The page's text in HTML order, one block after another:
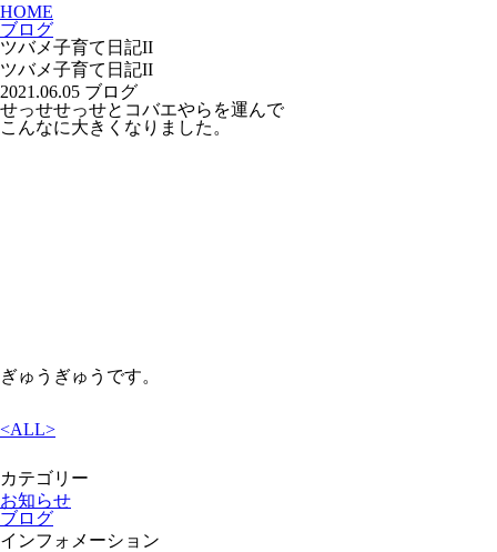
HOME
ブログ
ツバメ子育て日記II
ツバメ子育て日記II
2021.06.05 ブログ
せっせせっせとコバエやらを運んで
こんなに大きくなりました。
ぎゅうぎゅうです。
<ALL>
カテゴリー
お知らせ
ブログ
インフォメーション